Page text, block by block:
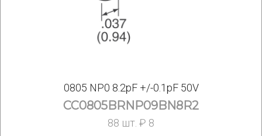
0805 NP0 8.2pF +/-0.1pF 50V
CC0805BRNP09BN8R2
88 шт. ₽ 8